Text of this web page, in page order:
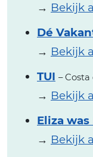
→ Bekijk
Dé
→ Bekijk
TUI –
→ Bekijk
Eliza was
→ Bekijk